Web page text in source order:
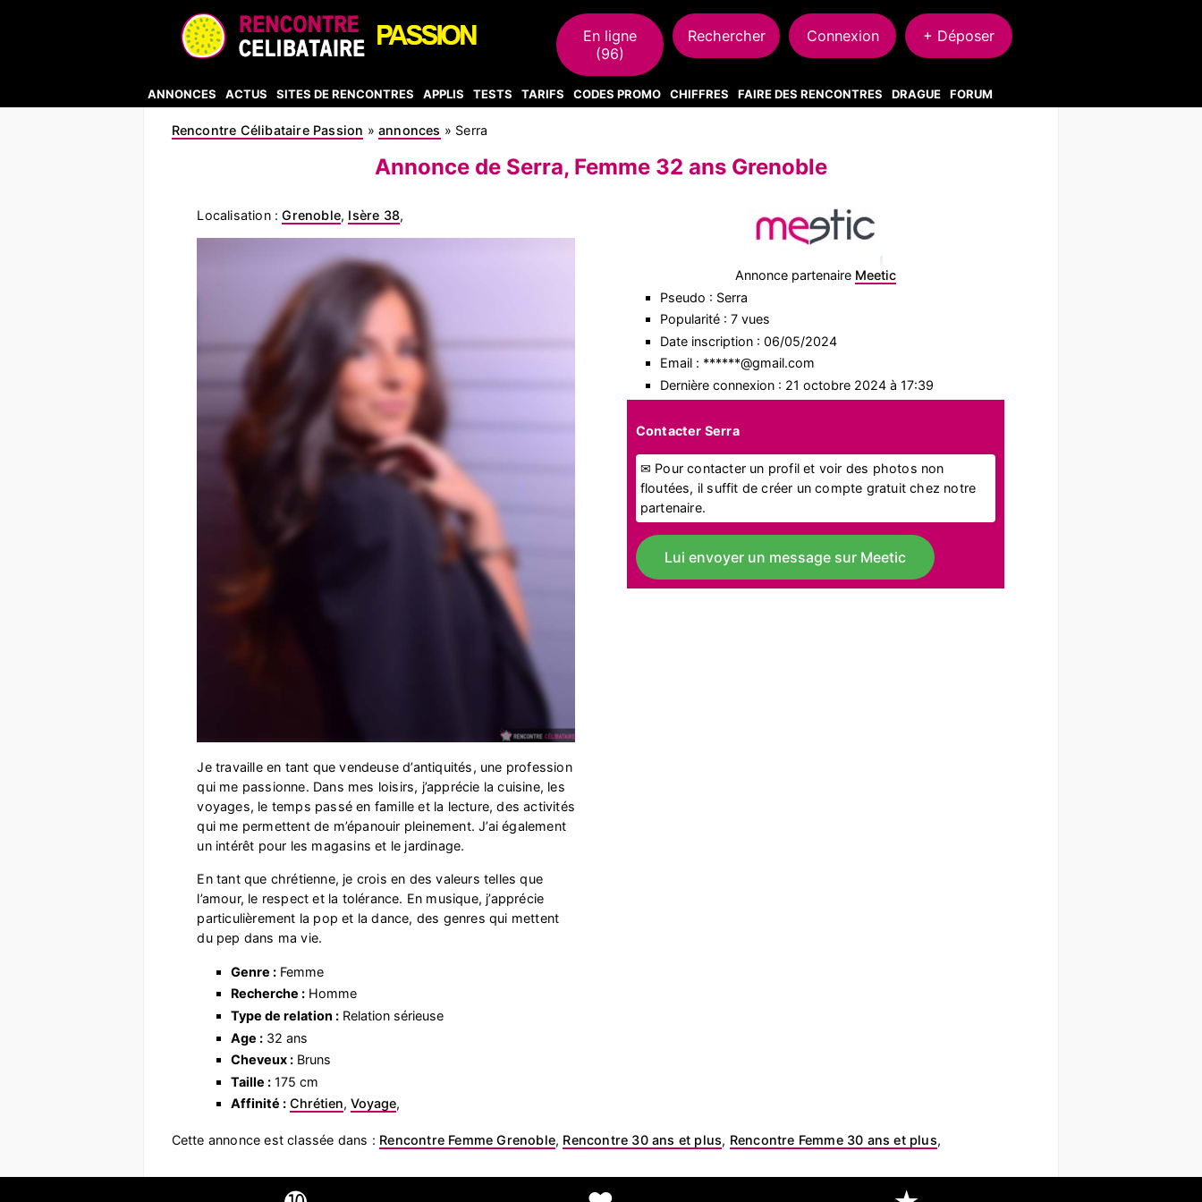
En ligne
(96)
Rechercher Connexion + Déposer
ANNONCES ACTUS SITES DE RENCONTRES APPLIS TESTS TARIFS CODES PROMO CHIFFRES FAIRE DES RENCONTRES DRAGUE FORUM
Rencontre Célibataire Passion »annonces » Serra
Annonce de Serra, Femme 32 ans Grenoble
Localisation :Grenoble, Isère 38,
Je travaille en tant que vendeuse d’antiquités, une profession
qui me passionne. Dans mes loisirs, j’apprécie la cuisine, les
voyages, le temps passé en famille et la lecture, des activités
qui me permettent de m’épanouir pleinement. J’ai également
un intérêt pour les magasins et le jardinage.
En tant que chrétienne, je crois en des valeurs telles que
l’amour, le respect et la tolérance. En musique, j’apprécie
particulièrement la pop et la dance, des genres qui mettent
du pep dans ma vie.
Genre :Femme
Recherche :Homme
Type de relation :Relation sérieuse
Age :32 ans
Cheveux :Bruns
Taille :175 cm
Affinité : Chrétien, Voyage,
Annonce partenaire Meetic
Pseudo : Serra
Popularité : 7 vues
Date inscription : 06/05/2024
Email : ******@gmail.com
Dernière connexion : 21 octobre 2024 à 17:39
Contacter Serra
✉ Pour contacter un profil et voir des photos non
floutées, il suffit de créer un compte gratuit chez notre
partenaire.
Lui envoyer un message sur Meetic
Cette annonce est classée dans : Rencontre Femme Grenoble, Rencontre 30 ans et plus, Rencontre Femme 30 ans et plus,